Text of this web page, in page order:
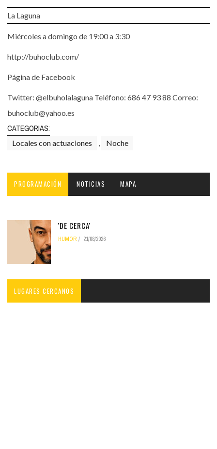
La Laguna
Miércoles a domingo de 19:00 a 3:30
http://buhoclub.com/
Página de Facebook
Twitter: @elbuholalaguna Teléfono: 686 47 93 88 Correo:
buhoclub@yahoo.es
CATEGORIAS:
Locales con actuaciones , Noche
PROGRAMACIÓN NOTICIAS MAPA
'DE CERCA'
HUMOR 21/08/2026
LUGARES CERCANOS